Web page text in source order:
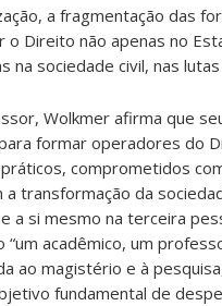
a fragmentação das
o Direito não apenas no
na sociedade civil, nas lutas
Wolkmer afirma que
formar operadores do
comprometidos
a transformação da
a si mesmo na terceira
“um acadêmico, um
ao magistério e à
fundamental de